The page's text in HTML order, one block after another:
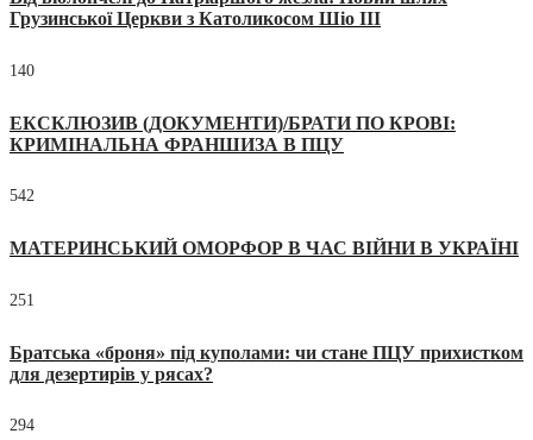
Грузинської Церкви з Католикосом Шіо III
140
ЕКСКЛЮЗИВ (ДОКУМЕНТИ)/БРАТИ ПО КРОВІ:
КРИМІНАЛЬНА ФРАНШИЗА В ПЦУ
542
МАТЕРИНСЬКИЙ ОМОРФОР В ЧАС ВІЙНИ В УКРАЇНІ
251
Братська «броня» під куполами: чи стане ПЦУ прихистком
для дезертирів у рясах?
294